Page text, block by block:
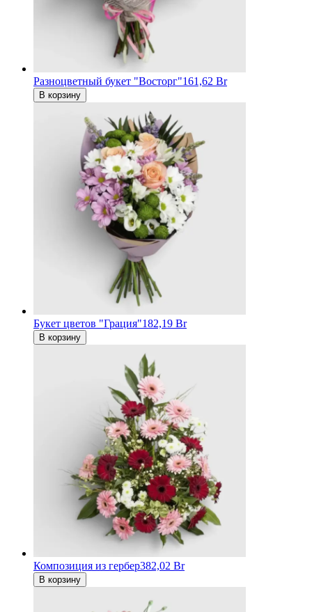
Разноцветный букет "Восторг"161,62 Br
В корзину
Букет цветов "Грация"182,19 Br
В корзину
Композиция из гербер382,02 Br
В корзину